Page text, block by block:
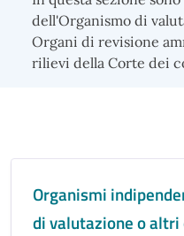
dell'Organismo di
Organi di revisione
rilievi della Corte dei
Organismi
di valutazione o